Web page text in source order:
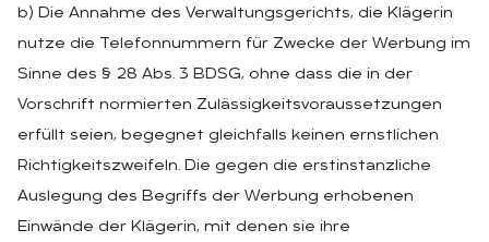
b) Die Annahme des Verwaltungsgerichts, die Klägerin
nutze die Telefonnummern für Zwecke der Werbung im
Sinne des § 28 Abs. 3 BDSG, ohne dass die in der
Vorschrift normierten Zulässigkeitsvoraussetzungen
erfüllt seien, begegnet gleichfalls keinen ernstlichen
Richtigkeitszweifeln. Die gegen die erstinstanzliche
Auslegung des Begriffs der Werbung erhobenen
Einwände der Klägerin, mit denen sie ihre